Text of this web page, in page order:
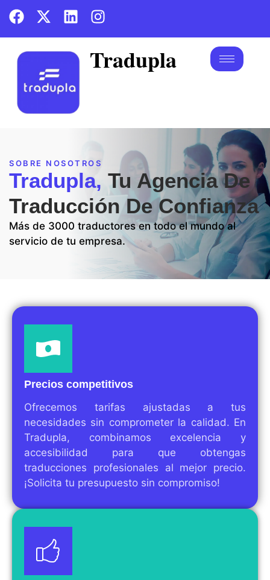
Tradupla
SOBRE NOSOTROS​
Tradupla, Tu Agencia De
Traducción De Confianza
Más de 3000 traductores en todo el mundo al
servicio de tu empresa.
Precios competitivos
Ofrecemos tarifas ajustadas a tus
necesidades sin comprometer la calidad. En
Tradupla, combinamos excelencia y
accesibilidad para que obtengas
traducciones profesionales al mejor precio.
¡Solicita tu presupuesto sin compromiso!